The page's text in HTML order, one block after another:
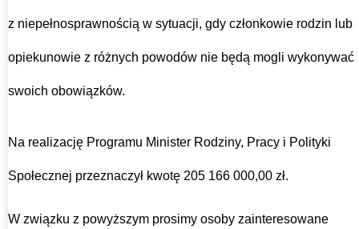
z niepełnosprawnością w sytuacji, gdy członkowie rodzin lub
opiekunowie z różnych powodów nie będą mogli wykonywać
swoich obowiązków.
Na realizację Programu Minister Rodziny, Pracy i Polityki
Społecznej przeznaczył kwotę 205 166 000,00 zł.
W związku z powyższym prosimy osoby zainteresowane